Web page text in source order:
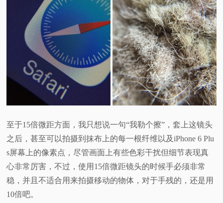
至于15倍微距方面，我只想说一句“我勒个擦”，套上这镜头
之后，甚至可以拍摄到抹布上的每一根纤维以及iPhone 6 Plu
s屏幕上的像素点，尽管画面上有些色彩干扰但细节表现真
心非常厉害，不过，使用15倍微距镜头的时候手必须非常
稳，并且不适合用来拍摄移动的物体，对于手残的，还是用
10倍吧。